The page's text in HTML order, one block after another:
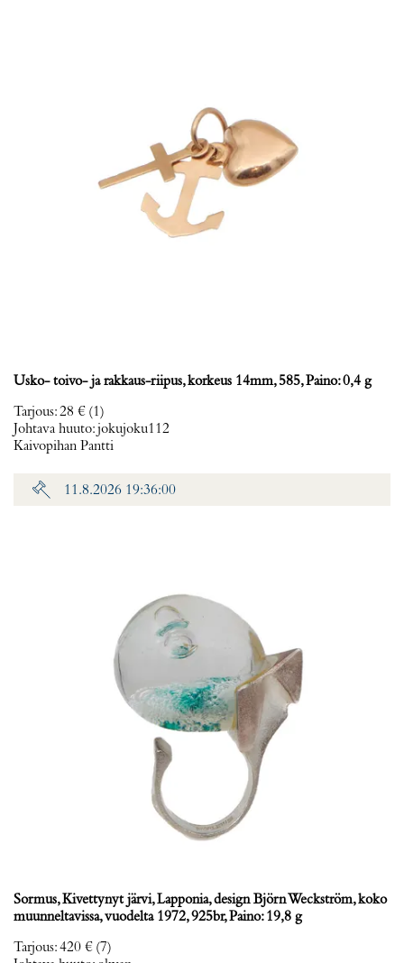
Usko- toivo- ja rakkaus-riipus, korkeus 14mm, 585, Paino: 0,4 g
Tarjous:28 € (1)
Johtava huuto:jokujoku112
Kaivopihan Pantti
11.8.2026 19:36:00
Sormus, Kivettynyt järvi, Lapponia, design Björn Weckström, koko
muunneltavissa, vuodelta 1972, 925br, Paino: 19,8 g
Tarjous:420 € (7)